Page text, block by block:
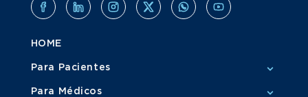
HOME
Para Pacientes
Para Médicos